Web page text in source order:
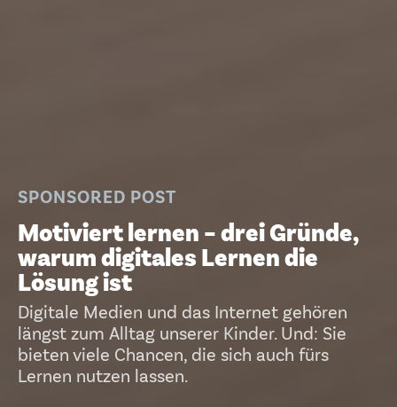
SPONSORED POST
Motiviert lernen – drei Gründe,
warum digitales Lernen die
Lösung ist
Digitale Medien und das Internet gehören
längst zum Alltag unserer Kinder. Und: Sie
bieten viele Chancen, die sich auch fürs
Lernen nutzen lassen.